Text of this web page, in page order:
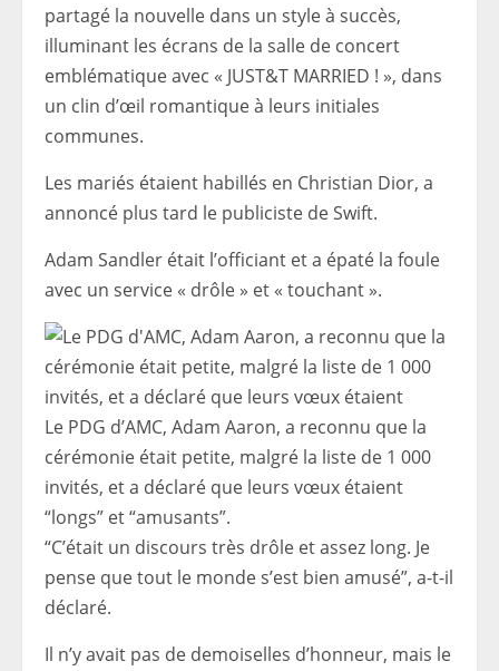
partagé la nouvelle dans un style à succès,
illuminant les écrans de la salle de concert
emblématique avec « JUST&T MARRIED ! », dans
un clin d’œil romantique à leurs initiales
communes.
Les mariés étaient habillés en Christian Dior, a
annoncé plus tard le publiciste de Swift.
Adam Sandler était l’officiant et a épaté la foule
avec un service « drôle » et « touchant ».
Le PDG d’AMC, Adam Aaron, a reconnu que la
cérémonie était petite, malgré la liste de 1 000
invités, et a déclaré que leurs vœux étaient
“longs” et “amusants”.
“C’était un discours très drôle et assez long. Je
pense que tout le monde s’est bien amusé”, a-t-il
déclaré.
Il n’y avait pas de demoiselles d’honneur, mais le